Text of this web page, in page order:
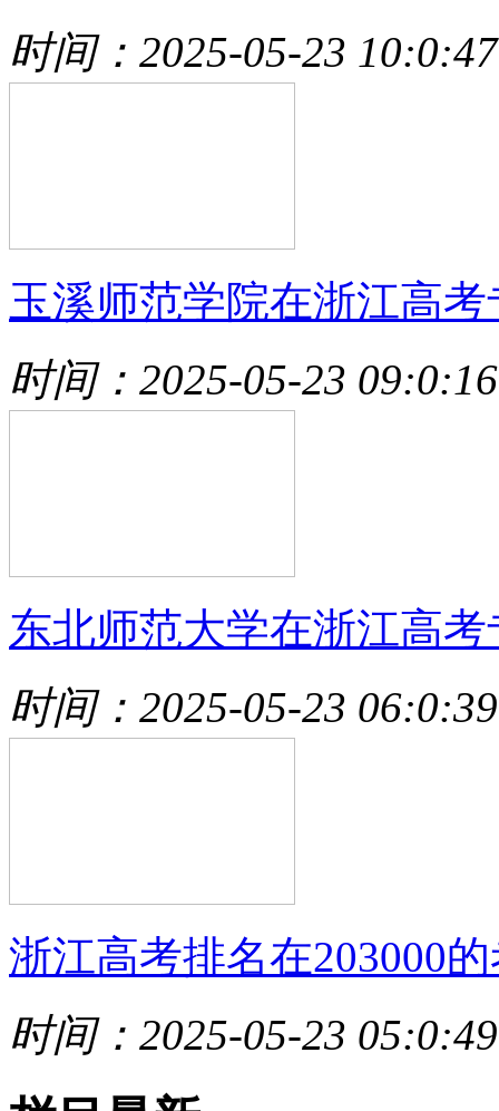
时间：2025-05-23 10:0:47
玉溪师范学院在浙江高考
时间：2025-05-23 09:0:16
东北师范大学在浙江高考
时间：2025-05-23 06:0:39
浙江高考排名在203000
时间：2025-05-23 05:0:49